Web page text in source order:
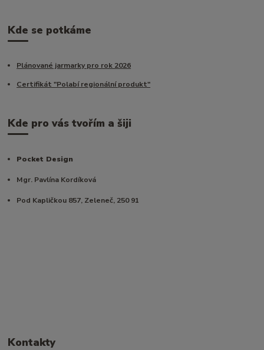
Kde se potkáme
Plánované jarmarky pro rok 2026
Certifikát "Polabí regionální produkt"
Kde pro vás tvořím a šiji
Pocket Design
Mgr. Pavlína Kordíková
Pod Kapličkou 857, Zeleneč, 250 91
Kontakty